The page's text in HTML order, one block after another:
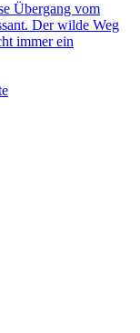
Übergang vom
Der wilde Weg
immer ein